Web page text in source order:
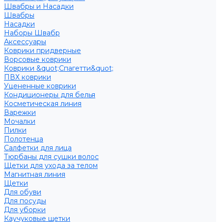
Швабры и Насадки
Швабры
Насадки
Наборы Швабр
Аксессуары
Коврики придверные
Ворсовые коврики
Коврики &quot;Спагетти&quot;
ПВХ коврики
Уцененные коврики
Кондиционеры для белья
Косметическая линия
Варежки
Мочалки
Пилки
Полотенца
Салфетки для лица
Тюрбаны для сушки волос
Щетки для ухода за телом
Магнитная линия
Щетки
Для обуви
Для посуды
Для уборки
Каучуковые щетки